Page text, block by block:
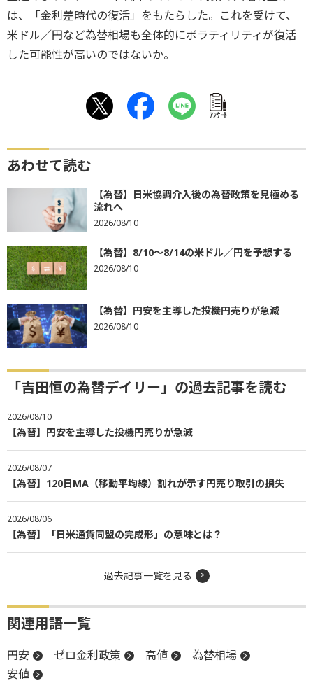
は、「金利差時代の復活」をもたらした。これを受けて、
米ドル／円など為替相場も全体的にボラティリティが復活
した可能性が高いのではないか。
ｱﾝｹｰﾄ
あわせて読む
【為替】日米協調介入後の為替政策を見極める
流れへ
2026/08/10
【為替】8/10～8/14の米ドル／円を予想する
2026/08/10
【為替】円安を主導した投機円売りが急減
2026/08/10
「吉田恒の為替デイリー」の過去記事を読む
2026/08/10
【為替】円安を主導した投機円売りが急減
2026/08/07
【為替】120日MA（移動平均線）割れが示す円売り取引の損失
2026/08/06
【為替】「日米通貨同盟の完成形」の意味とは？
過去記事一覧を見る
関連用語一覧
円安 ゼロ金利政策 高値
為替相場
安値